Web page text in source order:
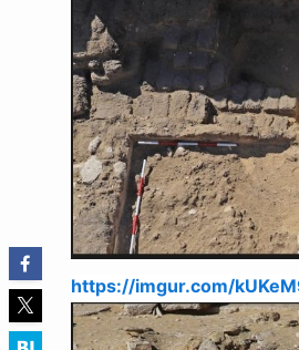
https://imgur.com/